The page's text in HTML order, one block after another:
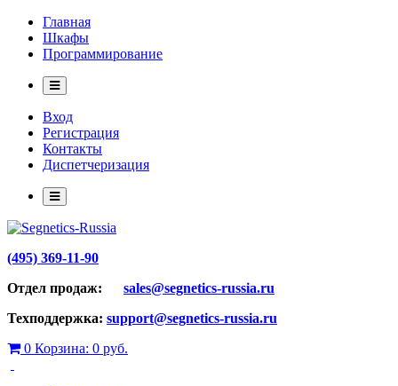
Главная
Шкафы
Программирование
Вход
Регистрация
Контакты
Диспетчеризация
(495) 369-11-90
Отдел продаж: sales@segnetics-russia.ru
Техподдержка: support@segnetics-russia.ru
0 Корзина: 0 руб.